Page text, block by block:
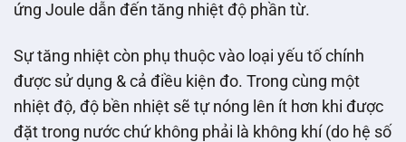
ứng Joule dẫn đến tăng nhiệt độ phần từ.
Sự tăng nhiệt còn phụ thuộc vào loại yếu tố chính
được sử dụng & cả điều kiện đo. Trong cùng một
nhiệt độ, độ bền nhiệt sẽ tự nóng lên ít hơn khi được
đặt trong nước chứ không phải là không khí (do hệ số